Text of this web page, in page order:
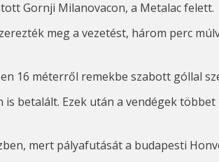
Gornji Milanovacon, a Metalacfelett.
meg a vezetést, három perc
16 méterről remekbe szabott góllal
is betalált. Ezek után a vendégek
mert pályafutását a budapesti